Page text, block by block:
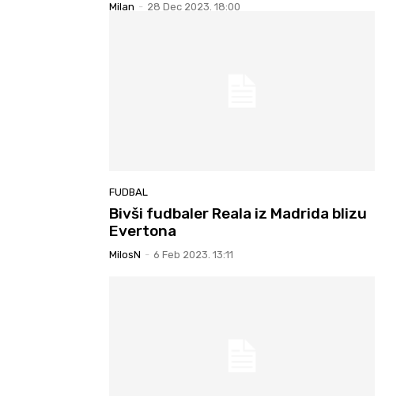
Milan - 28 Dec 2023. 18:00
FUDBAL
Bivši fudbaler Reala iz Madrida blizu
Evertona
MilosN - 6 Feb 2023. 13:11